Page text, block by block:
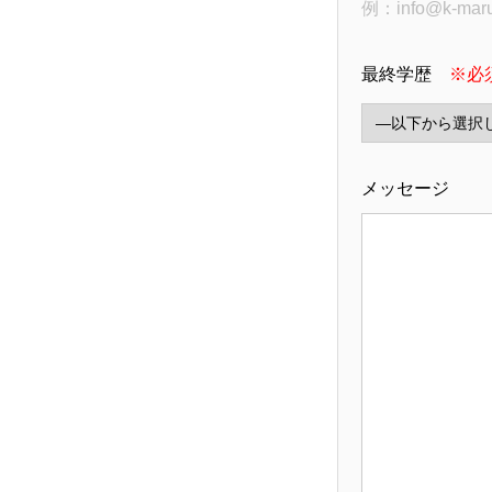
例：info@k-
最終学歴 ※必
メッセージ